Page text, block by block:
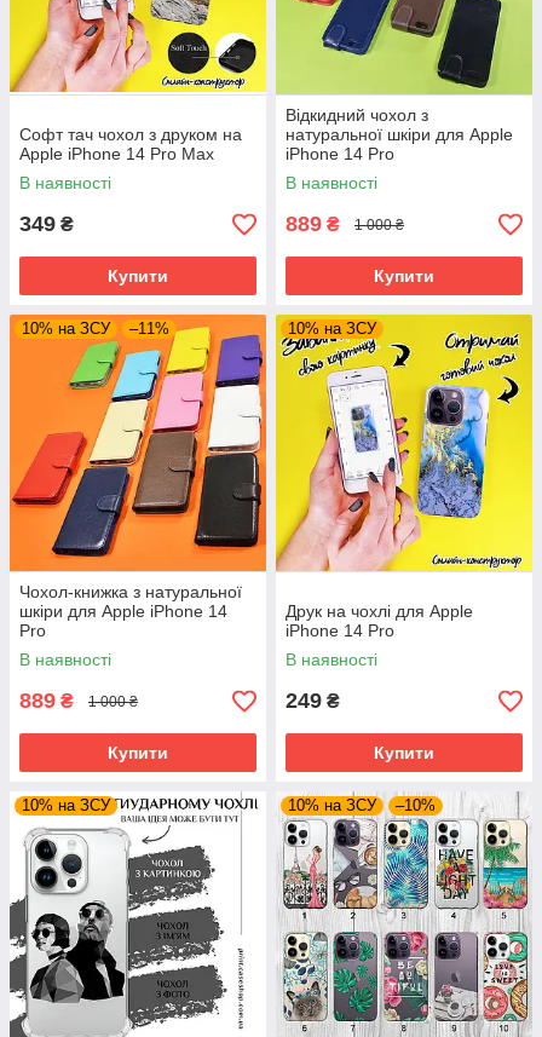
Софт тач чохол з друком на
Apple iPhone 14 Pro Max
В наявності
349 ₴
Купити
Відкидний чохол з
натуральної шкіри для Apple
iPhone 14 Pro
В наявності
889 ₴ 1 000 ₴
Купити
10% на ЗСУ –11%
Чохол-книжка з натуральної
шкіри для Apple iPhone 14
Pro
В наявності
889 ₴ 1 000 ₴
Купити
10% на ЗСУ
Друк на чохлі для Apple
iPhone 14 Pro
В наявності
249 ₴
Купити
10% на ЗСУ 10% на ЗСУ –10%